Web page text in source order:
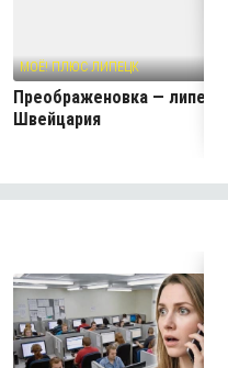
МОЁ! ПЛЮС ЛИПЕЦК
Преображеновка —
Швейцария